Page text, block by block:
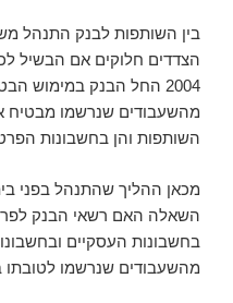
בין השותפות לבנק התנהל
הצדדים חלוקים אם הבשיל
2004 החל הבנק במימוש
מהשעבודים שנרשמו מבטיח
השותפות והן בחשבונות
מכאן ההליך שהתנהל בפני
השאלה האם רשאי הבנק
בחשבונות העסקיים
מהשעבודים שנרשמו